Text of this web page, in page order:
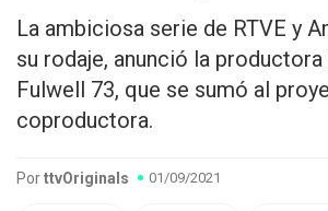
La ambiciosa serie de RTVE y
su rodaje, anunció la
Fulwell 73, que se sumó al
coproductora.
PorttvOriginals 01/09/2021